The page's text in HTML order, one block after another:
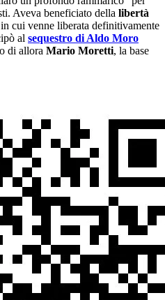
Aveva beneficiato della libertà
cui venne liberata definitivamente
al sequestro di Aldo Moro
di allora Mario Moretti, la base